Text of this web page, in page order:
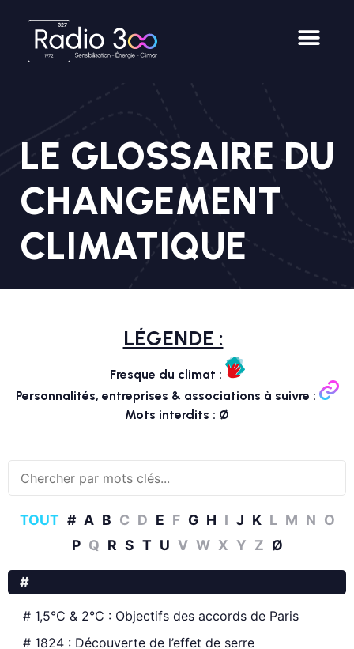
LE GLOSSAIRE DU
CHANGEMENT
CLIMATIQUE
LÉGENDE :
Fresque du climat :
Personnalités, entreprises & associations à suivre :
Mots interdits : Ø
‎TOUT # A B C D E F G H I J K L M N O
P Q R S T U V W X Y Z Ø
#
# 1,5°C & 2°C : Objectifs des accords de Paris
# 1824 : Découverte de l’effet de serre